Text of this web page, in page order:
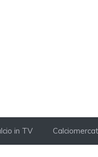
in TV